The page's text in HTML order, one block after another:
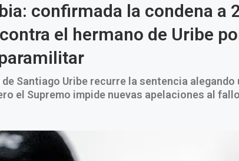
confirmada la condena a
el hermano de Uribe
Santiago Uribe recurre la sentencia alegando
el Supremo impide nuevas apelaciones al